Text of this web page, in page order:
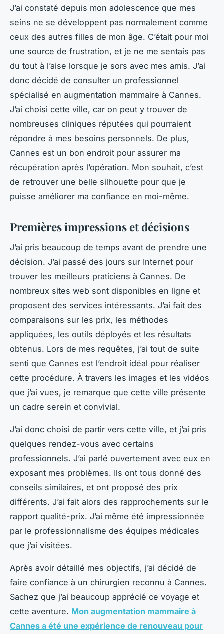
J’ai constaté depuis mon adolescence que mes
seins ne se développent pas normalement comme
ceux des autres filles de mon âge. C’était pour moi
une source de frustration, et je ne me sentais pas
du tout à l’aise lorsque je sors avec mes amis. J’ai
donc décidé de consulter un professionnel
spécialisé en augmentation mammaire à Cannes.
J’ai choisi cette ville, car on peut y trouver de
nombreuses cliniques réputées qui pourraient
répondre à mes besoins personnels. De plus,
Cannes est un bon endroit pour assurer ma
récupération après l’opération. Mon souhait, c’est
de retrouver une belle silhouette pour que je
puisse améliorer ma confiance en moi-même.
Premières impressions et décisions
J’ai pris beaucoup de temps avant de prendre une
décision. J’ai passé des jours sur Internet pour
trouver les meilleurs praticiens à Cannes. De
nombreux sites web sont disponibles en ligne et
proposent des services intéressants. J’ai fait des
comparaisons sur les prix, les méthodes
appliquées, les outils déployés et les résultats
obtenus. Lors de mes requêtes, j’ai tout de suite
senti que Cannes est l’endroit idéal pour réaliser
cette procédure. À travers les images et les vidéos
que j’ai vues, je remarque que cette ville présente
un cadre serein et convivial.
J’ai donc choisi de partir vers cette ville, et j’ai pris
quelques rendez-vous avec certains
professionnels. J’ai parlé ouvertement avec eux en
exposant mes problèmes. Ils ont tous donné des
conseils similaires, et ont proposé des prix
différents. J’ai fait alors des rapprochements sur le
rapport qualité-prix. J’ai même été impressionnée
par le professionnalisme des équipes médicales
que j’ai visitées.
Après avoir détaillé mes objectifs, j’ai décidé de
faire confiance à un chirurgien reconnu à Cannes.
Sachez que j’ai beaucoup apprécié ce voyage et
cette aventure. Mon augmentation mammaire à
Cannes a été une expérience de renouveau pour